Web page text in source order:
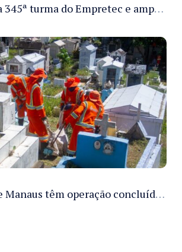
Manaus forma 345ª turma do Empretec e amplia qualificação de empreendedores na cidade
Cemitérios de Manaus têm operação concluída e estrutura pronta para receber famílias no Dia dos Pais